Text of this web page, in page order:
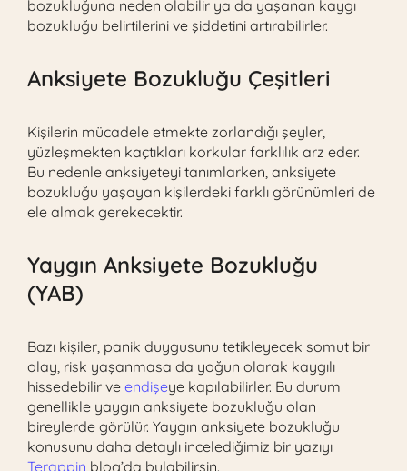
bozukluğuna neden olabilir ya da yaşanan kaygı
bozukluğu belirtilerini ve şiddetini artırabilirler.
Anksiyete Bozukluğu Çeşitleri
Kişilerin mücadele etmekte zorlandığı şeyler,
yüzleşmekten kaçtıkları korkular farklılık arz eder.
Bu nedenle anksiyeteyi tanımlarken, anksiyete
bozukluğu yaşayan kişilerdeki farklı görünümleri de
ele almak gerekecektir.
Yaygın Anksiyete Bozukluğu
(YAB)
Bazı kişiler, panik duygusunu tetikleyecek somut bir
olay, risk yaşanmasa da yoğun olarak kaygılı
hissedebilir ve endişeye kapılabilirler. Bu durum
genellikle yaygın anksiyete bozukluğu olan
bireylerde görülür. Yaygın anksiyete bozukluğu
konusunu daha detaylı incelediğimiz bir yazıyı
Terappin blog’da bulabilirsin.